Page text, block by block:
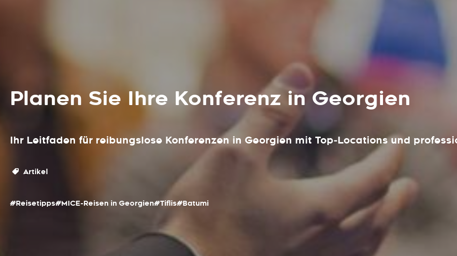
Planen Sie Ihre Konferenz in Georgien
Ihr Leitfaden für reibungslose Konferenzen in Georgien mit Top‑Locations und
Artikel
#Reisetipps#MICE-Reisen in Georgien#Tiflis#Batumi